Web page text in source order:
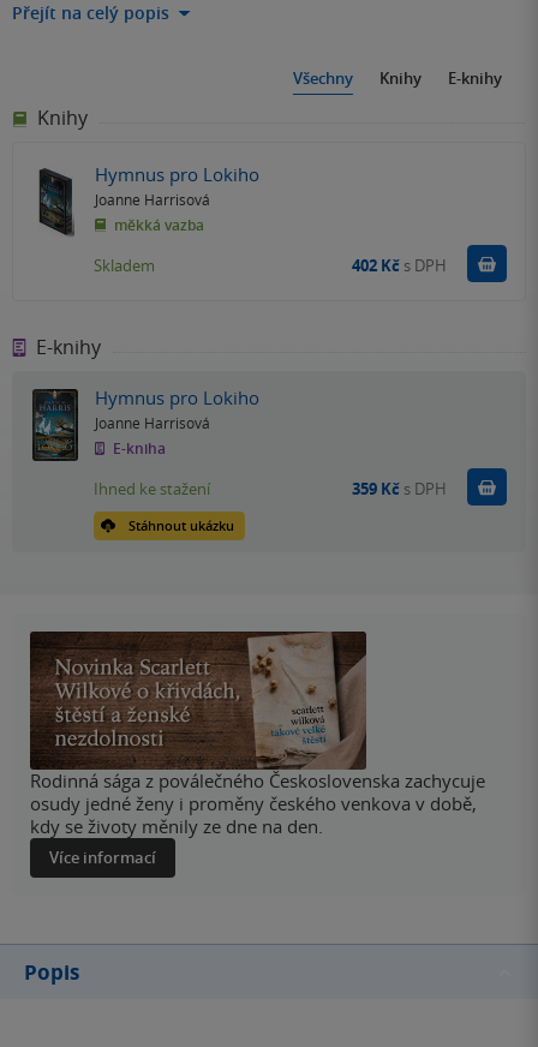
Přejít na celý popis
Všechny Knihy E-knihy
Knihy
Hymnus pro Lokiho
Joanne Harrisová
měkká vazba
Skladem 402 Kč s DPH
E-knihy
Hymnus pro Lokiho
Joanne Harrisová
E-kniha
Stáhnout ukázku
Ihned ke stažení 359 Kč s DPH Koupit
Rodinná sága z poválečného Československa zachycuje
osudy jedné ženy i proměny českého venkova v době,
kdy se životy měnily ze dne na den.
Více informací
Popis